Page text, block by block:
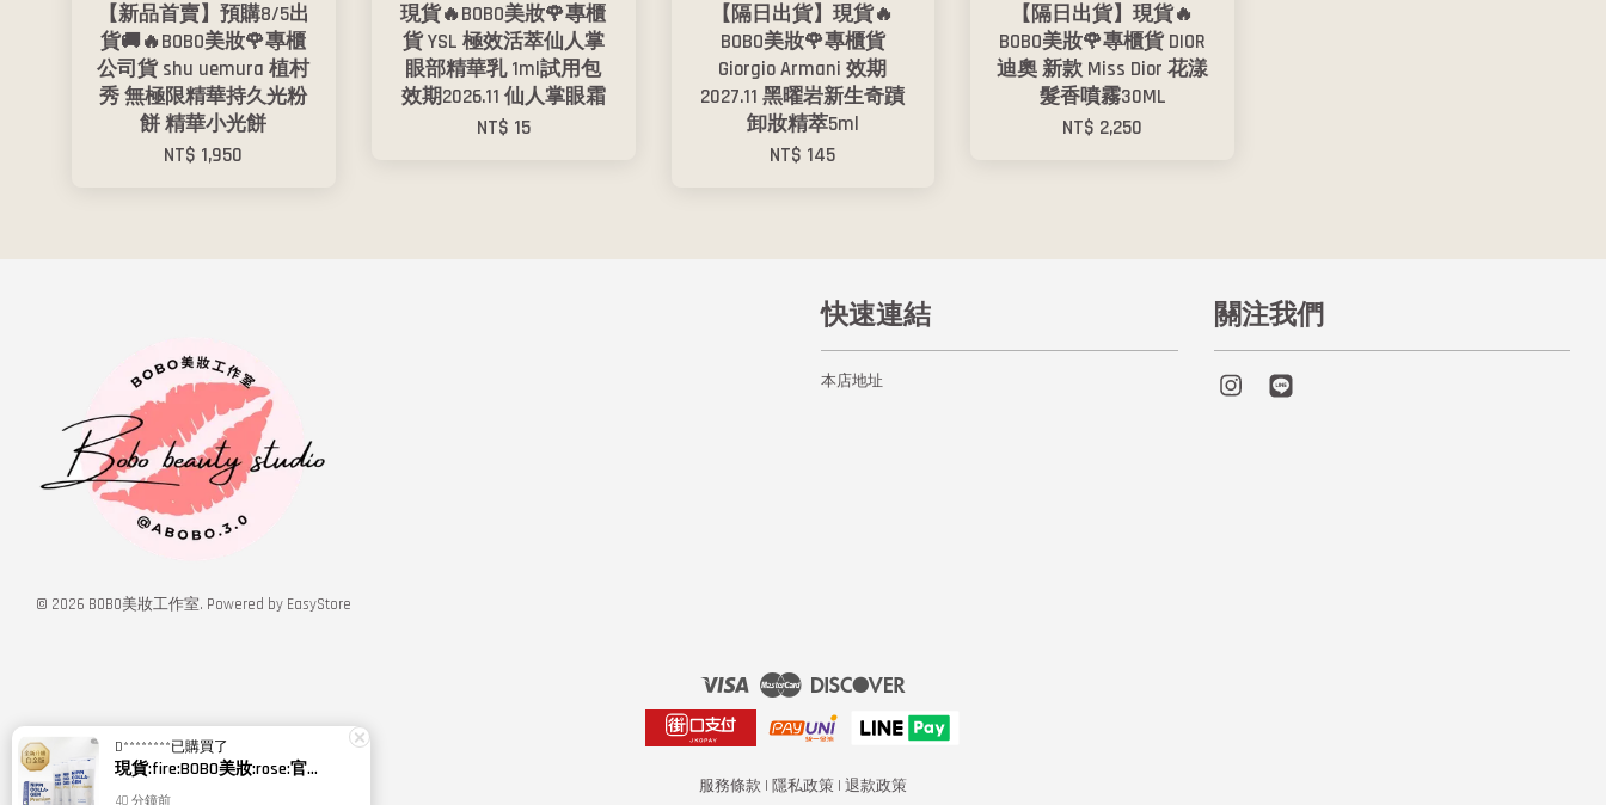
【新品首賣】預購8/5出
貨🚚🔥BOBO美妝🌹專櫃
公司貨 shu uemura 植村
秀 無極限精華持久光粉
餅 精華小光餅
NT$ 1,950
現貨🔥BOBO美妝🌹專櫃
貨 YSL 極效活萃仙人掌
眼部精華乳 1ml試用包
效期2026.11 仙人掌眼霜
NT$ 15
【隔日出貨】現貨🔥
BOBO美妝🌹專櫃貨
Giorgio Armani 效期
2027.11 黑曜岩新生奇蹟
卸妝精萃5ml
NT$ 145
【隔日出貨】現貨🔥
BOBO美妝🌹專櫃貨 DIOR
迪奧 新款 Miss Dior 花漾
髮香噴霧30ML
NT$ 2,250
© 2026 BOBO美妝工作室. Powered by EasyStore
快速連結
本店地址
關注我們
Instagram
Visa Master
服務條款 | 隱私政策 | 退款政策
D********已購買了
現貨:fire:BOBO美妝:rose:官方授權經銷 日本NIPPI 日本製100%純膠原蛋白胜肽白金版 1盒3袋(附5g湯匙) 易吸收
40 分鐘前